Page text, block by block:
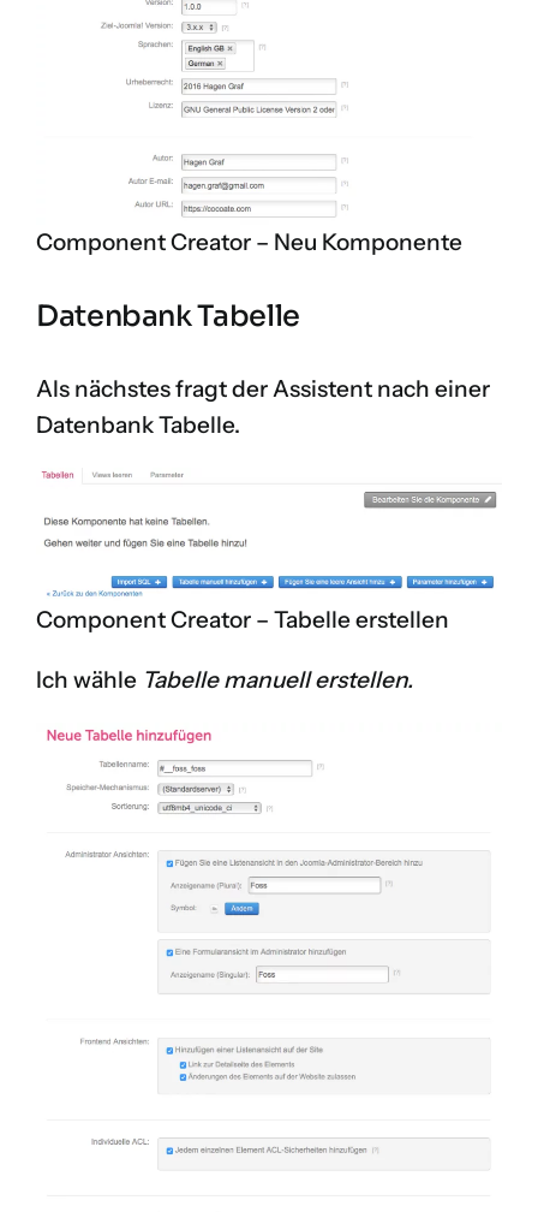
Component Creator – Neu Komponente
Datenbank Tabelle
Als nächstes fragt der Assistent nach einer
Datenbank Tabelle.
Component Creator – Tabelle erstellen
Ich wähle Tabelle manuell erstellen.